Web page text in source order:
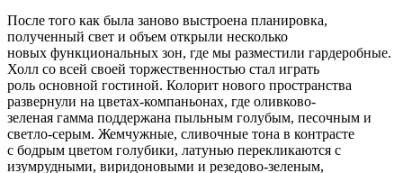
После того как была заново выстроена планировка,
полученный свет и объем открыли несколько
новых функциональных зон, где мы разместили гардеробные.
Холл со всей своей торжественностью стал играть
роль основной гостиной. Колорит нового пространства
развернули на цветах-компаньонах, где оливково-
зеленая гамма поддержана пыльным голубым, песочным и
светло-серым. Жемчужные, сливочные тона в контрасте
с бодрым цветом голубики, латунью перекликаются с
изумрудными, виридоновыми и резедово-зеленым,